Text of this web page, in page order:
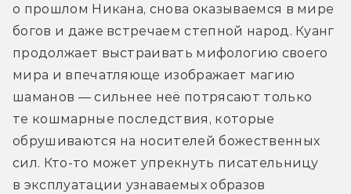
о прошлом Никана, снова оказываемся в мире
богов и даже встречаем степной народ. Куанг
продолжает выстраивать мифологию своего
мира и впечатляюще изображает магию
шаманов — сильнее неё потрясают только
те кошмарные последствия, которые
обрушиваются на носителей божественных
сил. Кто-то может упрекнуть писательницу
в эксплуатации узнаваемых образов